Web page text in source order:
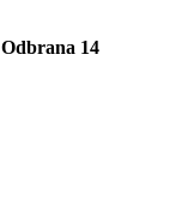
Odbrana 14